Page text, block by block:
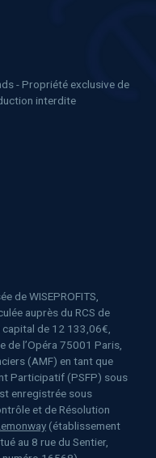
- Propriété exclusive de
interdite
de WISEPROFITS,
auprès du RCS de
de 12 133,06€,
de l’Opéra 75001 Paris,
(AMF) en tant que
Participatif (PSFP) sous
enregistrée sous
et de Résolution
(établissement
au 8 rue du Sentier,